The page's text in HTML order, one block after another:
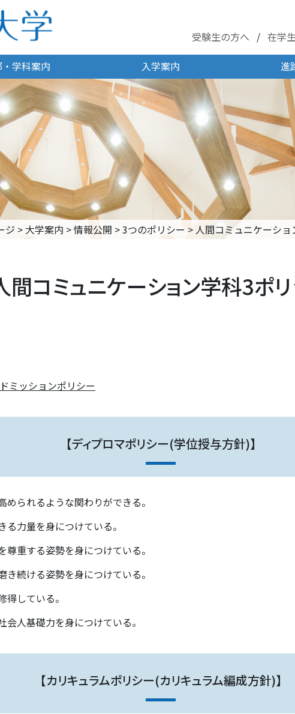
受験生の方へ 在学
学科案内 入学案内 進
ジ > 大学案内 >情報公開 >3つのポリシー > 人間コミュニケーシ
間コミュニケーション学科3ポ
ミッションポリシー
【ディプロマポリシー(学位授与方針)】
られるような関わりができる。
力量を身につけている。
重する姿勢を身につけている。
続ける姿勢を身につけている。
している。
人基礎力を身につけている。
【カリキュラムポリシー(カリキュラム編成方針)】